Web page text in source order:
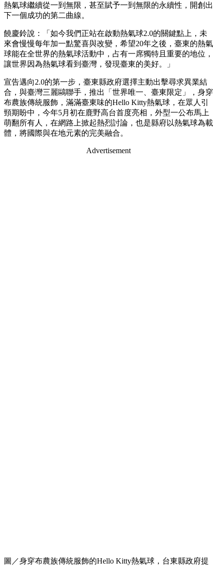
熱氣球繼續從一到無限，甚至賦予一到無限的永續性，開創出
下一個成功的第二曲線。
饒慶鈴說：「如今我們正站在啟動熱氣球2.0的關鍵點上，未
來會慢慢每年加一點驚喜與改變，希望20年之後，臺東的熱氣
球能在全世界的熱氣球活動中，占有一席獨特且重要的地位，
讓世界因為熱氣球看到臺灣，發現臺東的美好。」
宣告邁向2.0的第一步，臺東縣政府選擇主動出擊尋求異業結
合，與臺灣三麗鷗聯手，推出「世界唯一、臺東限定」，身穿
布農族傳統服飾，滿滿臺東味的Hello Kitty熱氣球，在眾人引
頸期盼中，今年5月初在鹿野高台首度亮相，外型一公布馬上
萌翻所有人，在網路上掀起熱烈討論，也是縣府以熱氣球為載
體，將國際與在地元素的完美融合。
Advertisement
圖／身穿布農族傳統服飾的Hello Kitty熱氣球，台東縣政府提